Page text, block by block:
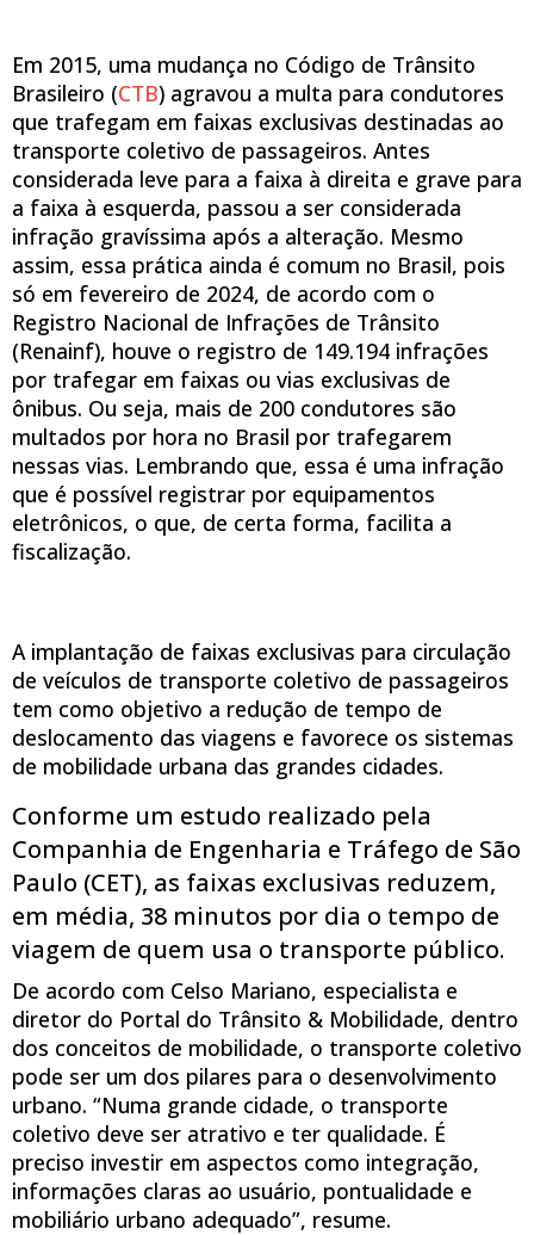
Em 2015, uma mudança no Código de Trânsito
Brasileiro (CTB) agravou a multa para condutores
que trafegam em faixas exclusivas destinadas ao
transporte coletivo de passageiros. Antes
considerada leve para a faixa à direita e grave para
a faixa à esquerda, passou a ser considerada
infração gravíssima após a alteração. Mesmo
assim, essa prática ainda é comum no Brasil, pois
só em fevereiro de 2024, de acordo com o
Registro Nacional de Infrações de Trânsito
(Renainf), houve o registro de 149.194 infrações
por trafegar em faixas ou vias exclusivas de
ônibus. Ou seja, mais de 200 condutores são
multados por hora no Brasil por trafegarem
nessas vias. Lembrando que, essa é uma infração
que é possível registrar por equipamentos
eletrônicos, o que, de certa forma, facilita a
fiscalização.
A implantação de faixas exclusivas para circulação
de veículos de transporte coletivo de passageiros
tem como objetivo a redução de tempo de
deslocamento das viagens e favorece os sistemas
de mobilidade urbana das grandes cidades.
Conforme um estudo realizado pela
Companhia de Engenharia e Tráfego de São
Paulo (CET), as faixas exclusivas reduzem,
em média, 38 minutos por dia o tempo de
viagem de quem usa o transporte público.
De acordo com Celso Mariano, especialista e
diretor do Portal do Trânsito & Mobilidade, dentro
dos conceitos de mobilidade, o transporte coletivo
pode ser um dos pilares para o desenvolvimento
urbano. “Numa grande cidade, o transporte
coletivo deve ser atrativo e ter qualidade. É
preciso investir em aspectos como integração,
informações claras ao usuário, pontualidade e
mobiliário urbano adequado”, resume.